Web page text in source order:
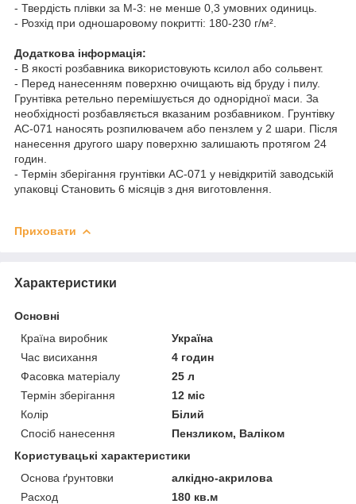
- Твердість плівки за М-3: не менше 0,3 умовних одиниць.
- Розхід при одношаровому покритті: 180-230 г/м².
Додаткова інформація:
- В якості розбавника використовують ксилол або сольвент.
- Перед нанесенням поверхню очищають від бруду і пилу.
Грунтівка ретельно перемішується до однорідної маси. За
необхідності розбавляється вказаним розбавником. Грунтівку
АС-071 наносять розпилювачем або пензлем у 2 шари. Після
нанесення другого шару поверхню залишають протягом 24
годин.
- Термін зберігання грунтівки АС-071 у невідкритій заводській
упаковці Становить 6 місяців з дня виготовлення.
Приховати
Характеристики
Основні
Країна виробник
Україна
Час висихання
4 годин
Фасовка матеріалу
25 л
Термін зберігання
12 міс
Колір
Білий
Спосіб нанесення
Пензликом, Валіком
Користувацькі характеристики
Основа ґрунтовки
алкідно-акрилова
Расход
180 кв.м